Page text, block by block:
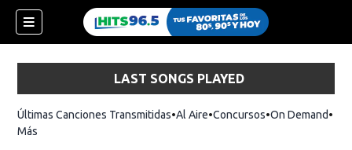
LAST SONGS PLAYED
Últimas Canciones Transmitidas Al Aire Concursos On Demand
Más